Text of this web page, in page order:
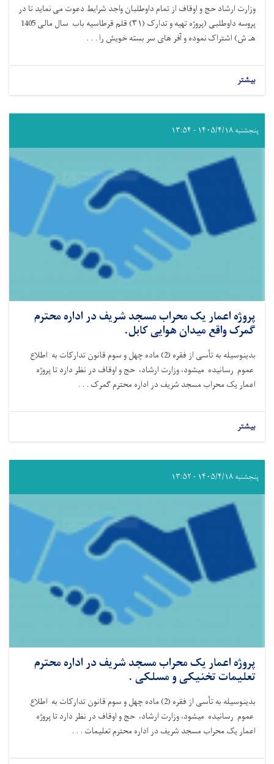
وزارت ارشاد حج و اوقاف از تمام داوطلبان واجد شرایط دعوت می نماید تا در
پروسه داوطلبی (پروژه تهیه و تدارک (۳۱)
قلم قرطاسیه باب سال مالی 1405
هـ ش) اشتراک نموده و آفر های سر بسته خویش را . . .
بیشتر
پنجشنبه ۱۴۰۵/۴/۱۸ - ۱۳:۵۴
پروژه اعمار یک محراب مسجد شریف در اداره محترم
گمرک واقع میدان هوایی کابل.
بدینوسیله به تأسی از فقره (2) ماده چهل و سوم قانون تدارکات به اطلاع
عموم رسانیده میشود، وزارت ارشاد، حج و اوقاف در نظر دارد تا پروژه
اعمار یک محراب مسجد شریف در اداره محترم گمرک . . .
بیشتر
پنجشنبه ۱۴۰۵/۴/۱۸ - ۱۳:۵۲
پروژه اعمار یک محراب مسجد شریف در اداره محترم
تعلیمات تخنیکی و مسلکی .
بدینوسیله به تأسی از فقره (2) ماده چهل و سوم قانون تدارکات به اطلاع
عموم رسانیده میشود، وزارت ارشاد، حج و اوقاف در نظر دارد تا پروژه
اعمار یک محراب مسجد شریف در اداره محترم تعلیمات . . .